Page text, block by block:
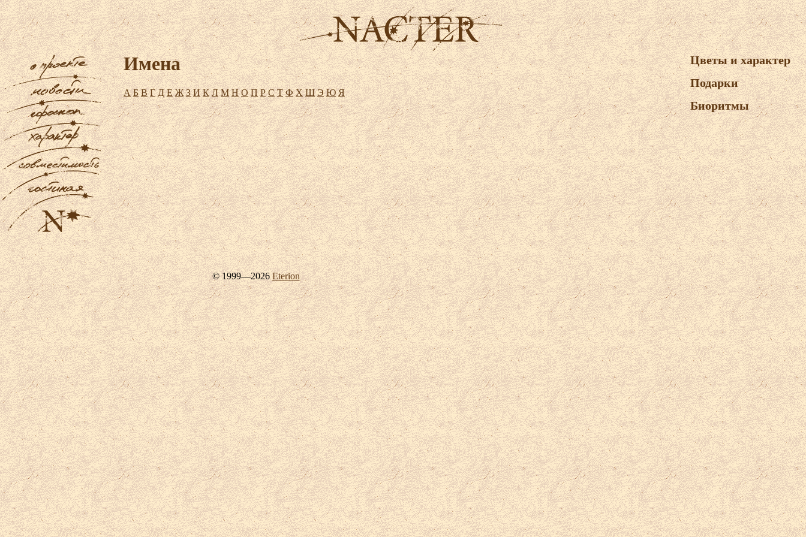
Имена
А Б В Г Д Е Ж З И К Л М Н О П Р С Т Ф Х Ш Э Ю Я
Цветы и характер
Подарки
Биоритмы
© 1999—2026Eterion